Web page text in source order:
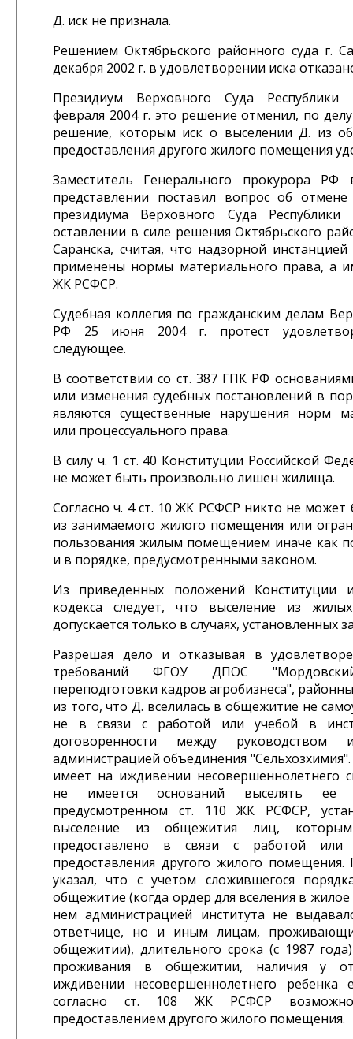
Д. иск не признала.
Решением Октябрьского районного суда г.
декабря 2002 г. в удовлетворении иска
Президиум Верховного Суда
февраля 2004 г. это решение отменил, по
решение, которым иск о выселении Д. из
предоставления другого жилого помещения
Заместитель Генерального прокурора РФ
представлении поставил вопрос об отмене
президиума Верховного Суда
оставлении в силе решения Октябрьского
Саранска, считая, что надзорной
применены нормы материального права, а
ЖК РСФСР.
Судебная коллегия по гражданским делам
РФ 25 июня 2004 г. протест
следующее.
В соответствии со ст. 387 ГПК РФ
или изменения судебных постановлений в
являются существенные нарушения норм
или процессуального права.
В силу ч. 1 ст. 40 Конституции Российской
не может быть произвольно лишен жилища.
Согласно ч. 4 ст. 10 ЖК РСФСР никто не может
из занимаемого жилого помещения или
пользования жилым помещением иначе как
и в порядке, предусмотренными законом.
Из приведенных положений Конституции
кодекса следует, что выселение из
допускается только в случаях, установленных
Разрешая дело и отказывая в
требований ФГОУ ДПОС
переподготовки кадров агробизнеса",
из того, что Д. вселилась в общежитие не
не в связи с работой или учебой в
договоренности между руководством
администрацией объединения
имеет на иждивении несовершеннолетнего
не имеется оснований выселять ее
предусмотренном ст. 110 ЖК РСФСР,
выселение из общежития лиц,
предоставлено в связи с работой или
предоставления другого жилого
указал, что с учетом сложившегося
общежитие (когда ордер для вселения в
нем администрацией института не
ответчице, но и иным лицам,
общежитии), длительного срока (с 1987
проживания в общежитии, наличия у
иждивении несовершеннолетнего ребенка
согласно ст. 108 ЖК РСФСР
предоставлением другого жилого помещения.